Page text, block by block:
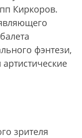
Киркоров.
фэнтези,
зрителя